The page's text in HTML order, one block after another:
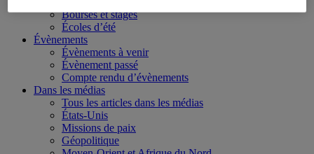
Bourses et stages
Écoles d’été
Évènements
Évènements à venir
Évènement passé
Compte rendu d’évènements
Dans les médias
Tous les articles dans les médias
États-Unis
Missions de paix
Géopolitique